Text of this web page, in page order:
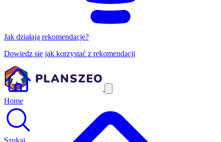
Jak działają rekomendacje?
Dowiedz się jak korzystać z rekomendacji
Home
Szukaj